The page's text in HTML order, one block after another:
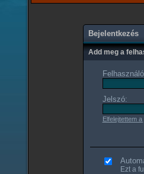
Bejelentkezés
Add meg a
Jelszó:
Elfelejtettem
Ezt a